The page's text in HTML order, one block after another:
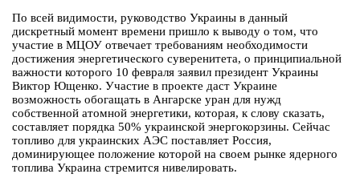
По всей видимости, руководство Украины в данный
дискретный момент времени пришло к выводу о том, что
участие в МЦОУ отвечает требованиям необходимости
достижения энергетического суверенитета, о принципиальной
важности которого 10 февраля заявил президент Украины
Виктор Ющенко. Участие в проекте даст Украине
возможность обогащать в Ангарске уран для нужд
собственной атомной энергетики, которая, к слову сказать,
составляет порядка 50% украинской энергокорзины. Сейчас
топливо для украинских АЭС поставляет Россия,
доминирующее положение которой на своем рынке ядерного
топлива Украина стремится нивелировать.